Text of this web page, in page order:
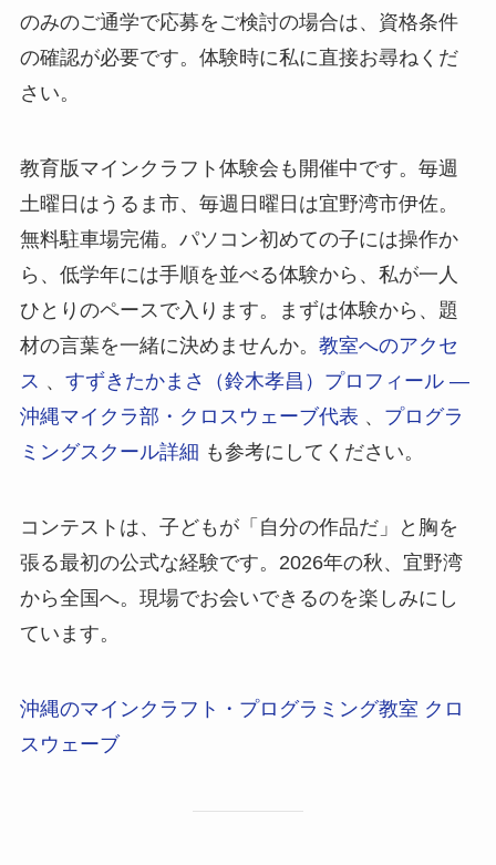
のみのご通学で応募をご検討の場合は、資格条件
の確認が必要です。体験時に私に直接お尋ねくだ
さい。
教育版マインクラフト体験会も開催中です。毎週
土曜日はうるま市、毎週日曜日は宜野湾市伊佐。
無料駐車場完備。パソコン初めての子には操作か
ら、低学年には手順を並べる体験から、私が一人
ひとりのペースで入ります。まずは体験から、題
材の言葉を一緒に決めませんか。 教室へのアクセ
ス 、 すずきたかまさ（鈴木孝昌）プロフィール ―
沖縄マイクラ部・クロスウェーブ代表 、 プログラ
ミングスクール詳細 も参考にしてください。
コンテストは、子どもが「自分の作品だ」と胸を
張る最初の公式な経験です。2026年の秋、宜野湾
から全国へ。現場でお会いできるのを楽しみにし
ています。
沖縄のマインクラフト・プログラミング教室 クロ
スウェーブ